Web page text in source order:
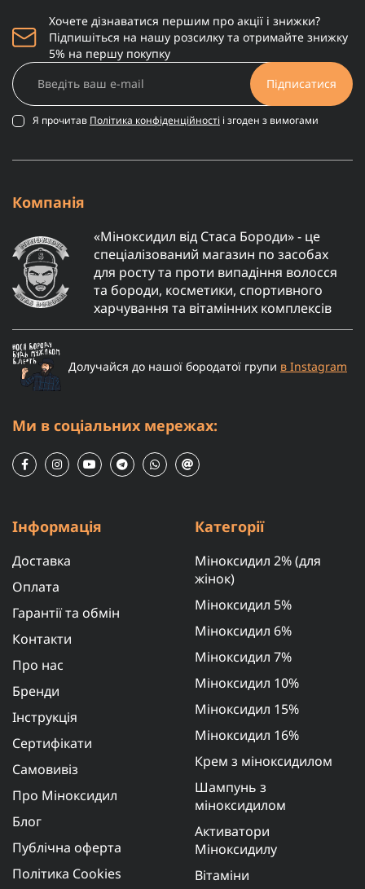
Хочете дізнаватися першим про акції і знижки?
Підпишіться на нашу розсилку та отримайте знижку
5% на першу покупку
Підписатися
Я прочитав Політика конфіденційності і згоден з вимогами
Компанія
«Міноксидил від Стаса Бороди» - це
спеціалізований магазин по засобах
для росту та проти випадіння волосся
та бороди, косметики, спортивного
харчування та вітамінних комплексів
Долучайся до нашої бородатої групи в Instagram
Ми в соціальних мережах:
Інформація
Доставка
Оплата
Гарантії та обмін
Контакти
Про нас
Бренди
Інструкція
Сертифікати
Самовивіз
Про Міноксидил
Блог
Публічна оферта
Політика Cookies
Категорії
Міноксидил 2% (для
жінок)
Міноксидил 5%
Міноксидил 6%
Міноксидил 7%
Міноксидил 10%
Міноксидил 15%
Міноксидил 16%
Крем з міноксидилом
Шампунь з
міноксидилом
Активатори
Міноксидилу
Вітаміни